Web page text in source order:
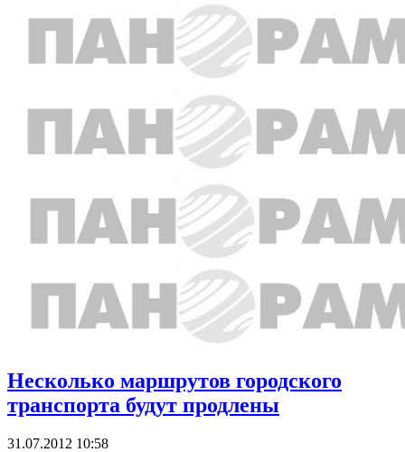
Несколько маршрутов городского
транспорта будут продлены
31.07.2012 10:58